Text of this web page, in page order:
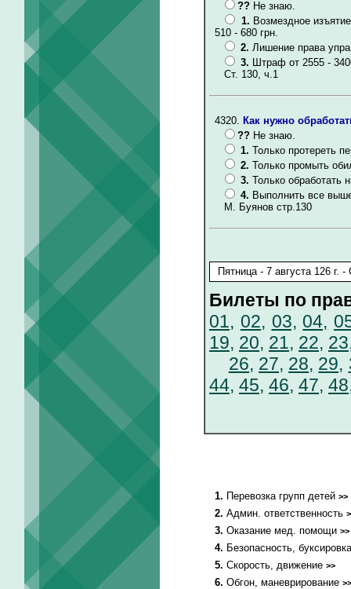
?? Не знаю.
1. Возмездное
510 - 680 грн.
2. Лишение права
3.
Штраф от 2555 -
Ст. 130, ч.1
4320. Как нужно
?? Не знаю.
1. Только протереть
2. Только промыть
3. Только обработать
4. Выполнить все
М. Буянов стр.130
Билеты по
01, 02, 03, 04,
19, 20, 21, 22,
26, 27, 28, 29,
44, 45, 46, 47,
1. Перевозка групп детей >>
2. Админ. ответственность
3. Оказание мед. помощи >>
4. Безопасность,
5. Скорость, движение >>
6. Обгон, маневрирование >>